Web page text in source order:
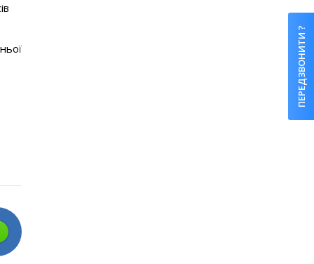
ПЕРЕДЗВОНИТИ ?